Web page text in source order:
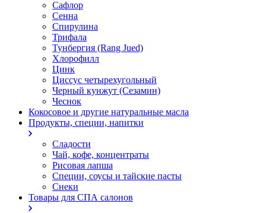
Сафлор
Сенна
Спирулина
Трифала
Тунбергия (Rang Jued)
Хлорофилл
Цинк
Циссус четырехугольный
Черный кунжут (Сезамин)
Чеснок
Кокосовое и другие натуральные масла
Продукты, специи, напитки
Сладости
Чай, кофе, концентраты
Рисовая лапша
Специи, соусы и тайские пасты
Снеки
Товары для СПА салонов